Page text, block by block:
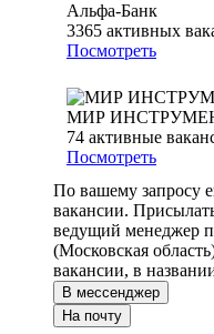
Альфа-Банк
3365 активных
Посмотреть
МИР
74 активные
Посмотреть
По вашему запросу
вакансии.
ведущий менеджер
(Московская
вакансии, в
В мессенджер
На почту